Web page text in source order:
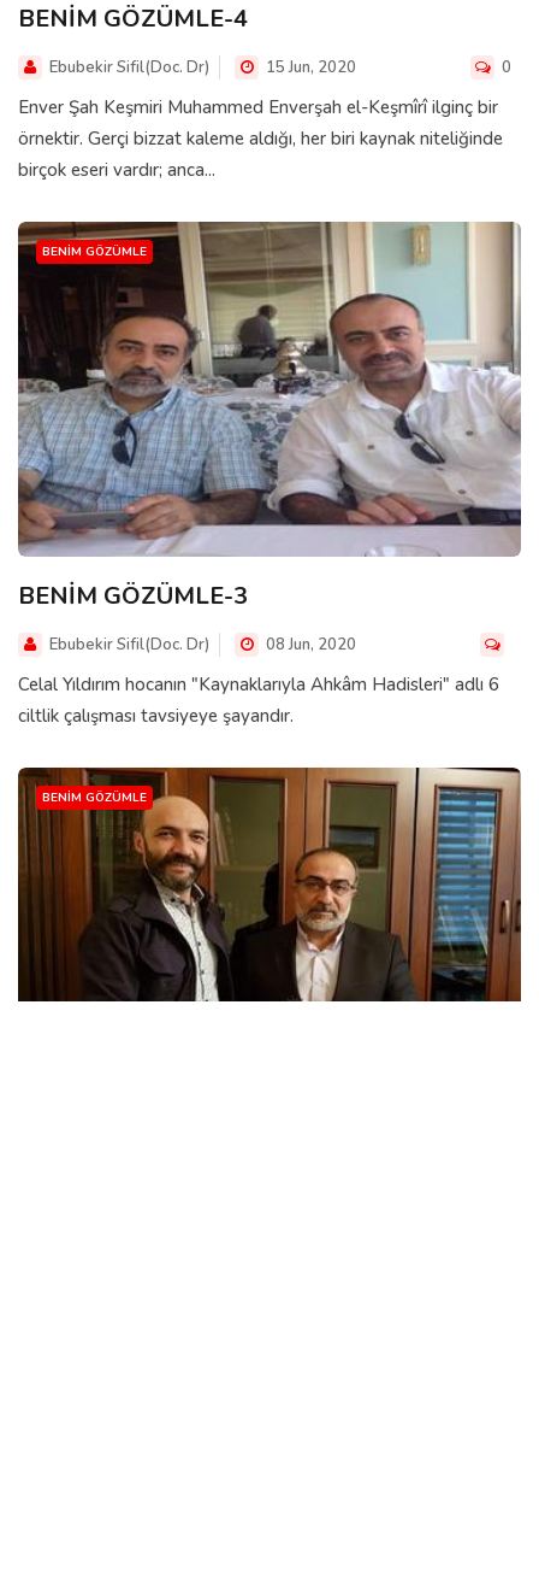
BENİM GÖZÜMLE-4
Ebubekir Sifil(Doc. Dr) 15 Jun, 2020 0
Enver Şah Keşmiri Muhammed Enverşah el-Keşmîrî ilginç bir
örnektir. Gerçi bizzat kaleme aldığı, her biri kaynak niteliğinde
birçok eseri vardır; anca...
BENIM GÖZÜMLE
BENİM GÖZÜMLE-3
Ebubekir Sifil(Doc. Dr) 08 Jun, 2020
Celal Yıldırım hocanın "Kaynaklarıyla Ahkâm Hadisleri" adlı 6
ciltlik çalışması tavsiyeye şayandır.
BENIM GÖZÜMLE